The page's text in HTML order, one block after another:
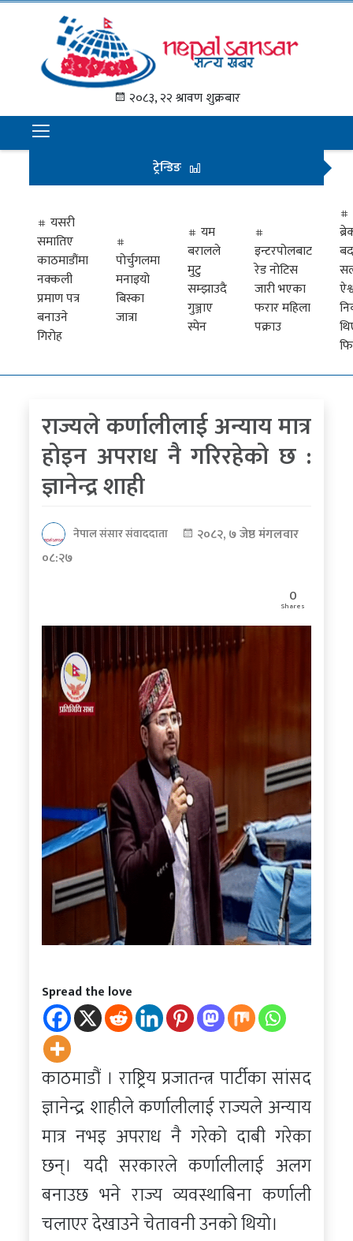
२०८३, २२ श्रावण शुक्रबार
समाचार
राजनीति
अन्तराष्ट्रिय
अर्थ
मनोरञ्जन
प्रवास
खेलकुद
पत्रपत्रिकाबाट
ट्रेन्डिङ
यसरी
समातिए
काठमाडौंमा
नक्कली
प्रमाण पत्र
बनाउने
गिरोह
पोर्चुगलमा
मनाइयो
बिस्का
जात्रा
यम
बरालले
मुटु
सम्झाउदै
गुञ्जाए
स्पेन
इन्टरपोलबाट
रेड नोटिस
जारी भएका
फरार महिला
पक्राउ
राज्यले कर्णालीलाई अन्याय मात्र
होइन अपराध नै गरिरहेको छ :
ज्ञानेन्द्र शाही
नेपाल संसार संवाददाता
२०८२, ७ जेष्ठ मंगलवार
०८:२७
0
Shares
Spread the love
काठमाडौं । राष्ट्रिय प्रजातन्त्र पार्टीका सांसद
ज्ञानेन्द्र शाहीले कर्णालीलाई राज्यले अन्याय
मात्र नभइ अपराध नै गरेको दाबी गरेका
छन्। यदी सरकारले कर्णालीलाई अलग
बनाउछ भने राज्य व्यवस्थाबिना कर्णाली
चलाएर देखाउने चेतावनी उनको थियो।